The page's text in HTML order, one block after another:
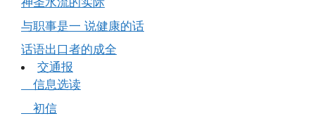
与职事是一 说健康的话
话语出口者的成全
交通报
信息选读
初信